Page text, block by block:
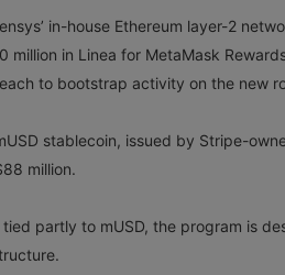
in-house Ethereum layer-2
million in Linea for MetaMask
to bootstrap activity on the new
stablecoin, issued by Stripe-
million.
partly to mUSD, the program is